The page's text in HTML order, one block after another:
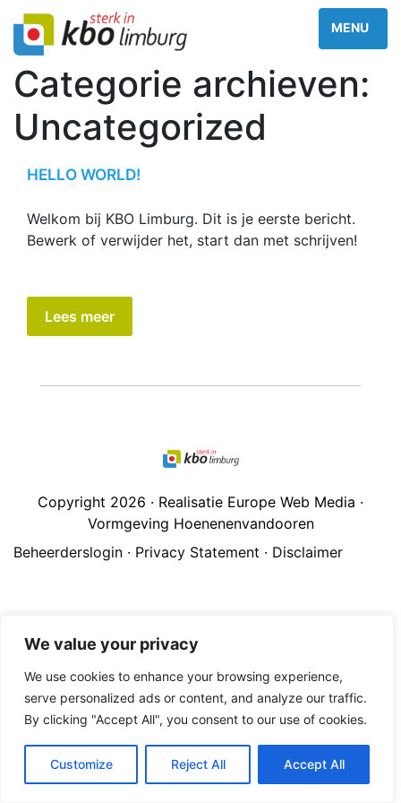
We value your privacy
We use cookies to enhance your browsing experience,
serve personalized ads or content, and analyze our traffic.
By clicking "Accept All", you consent to our use of cookies.
Customize Reject All Accept All
Categorie archieven:
Uncategorized
HELLO WORLD!
Welkom bij KBO Limburg. Dit is je eerste bericht.
Bewerk of verwijder het, start dan met schrijven!
Lees meer
Copyright 2026 · Realisatie Europe Web Media ·
Vormgeving Hoenenenvandooren
Beheerderslogin · Privacy Statement · Disclaimer